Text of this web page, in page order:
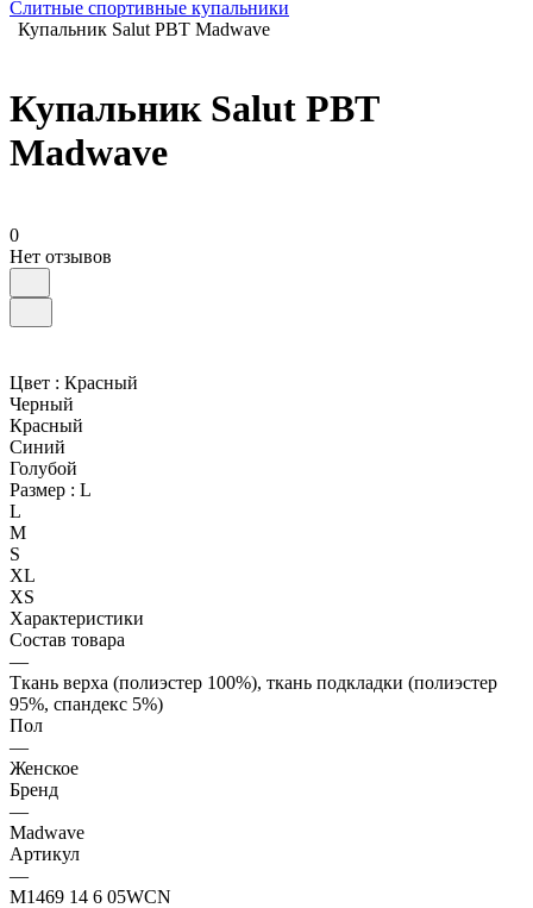
Слитные спортивные купальники
Купальник Salut PBT Madwave
Купальник Salut PBT
Madwave
0
Нет отзывов
Цвет : Красный
Черный
Красный
Синий
Голубой
Размер : L
L
M
S
XL
XS
Характеристики
Состав товара
—
Ткань верха (полиэстер 100%), ткань подкладки (полиэстер
95%, спандекс 5%)
Пол
—
Женское
Бренд
—
Madwave
Артикул
—
M1469 14 6 05WCN